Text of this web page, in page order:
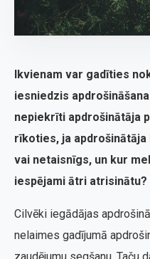
Ikvienam var gadīties
iesniedzis
nepiekrīti apdrošinātāja
rīkoties, ja
vai netaisnīgs, un kur
iespējami ātri atrisinātu?
Cilvēki iegādājas
nelaimes gadījumā